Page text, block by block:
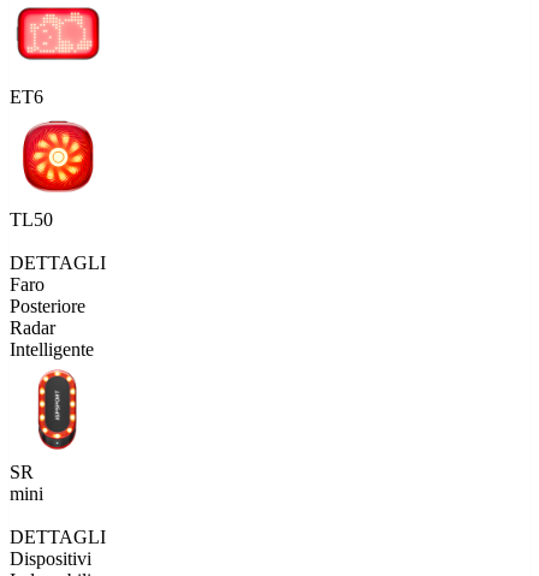
ET6
TL50
DETTAGLI
Faro
Posteriore
Radar
Intelligente
SR
mini
DETTAGLI
Dispositivi